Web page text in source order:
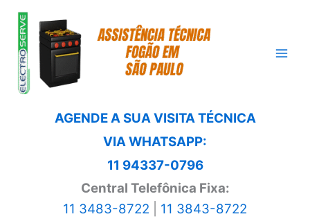
para
conteúdo
AGENDE A SUA VISITA TÉCNICA
VIA WHATSAPP:
11 94337-0796
Central Telefônica Fixa:
11 3483-8722
11 3843-8722